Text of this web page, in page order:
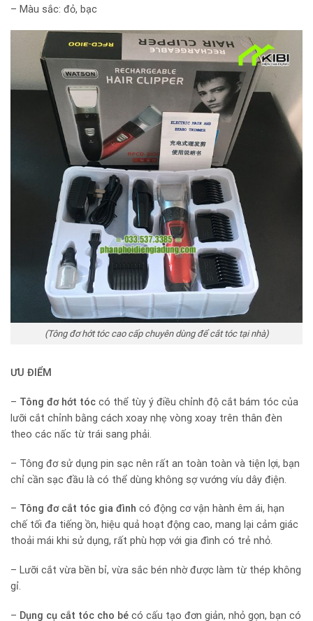
– Màu sắc: đỏ, bạc
(Tông đơ hớt tóc cao cấp chuyên dùng để cắt tóc tại nhà)
ƯU ĐIỂM
– Tông đơ hớt tóc có thể tùy ý điều chỉnh độ cắt bám tóc của
lưỡi cắt chỉnh bằng cách xoay nhẹ vòng xoay trên thân đèn
theo các nấc từ trái sang phải.
– Tông đơ sử dụng pin sạc nên rất an toàn toàn và tiện lợi, bạn
chỉ cần sạc đầu là có thể dùng không sợ vướng víu dây điện.
– Tông đơ cắt tóc gia đình có động cơ vận hành êm ái, hạn
chế tối đa tiếng ồn, hiệu quả hoạt động cao, mang lại cảm giác
thoải mái khi sử dụng, rất phù hợp với gia đình có trẻ nhỏ.
– Lưỡi cắt vừa bền bỉ, vừa sắc bén nhờ được làm từ thép không
gỉ.
– Dụng cụ cắt tóc cho bé có cấu tạo đơn giản, nhỏ gọn, bạn có